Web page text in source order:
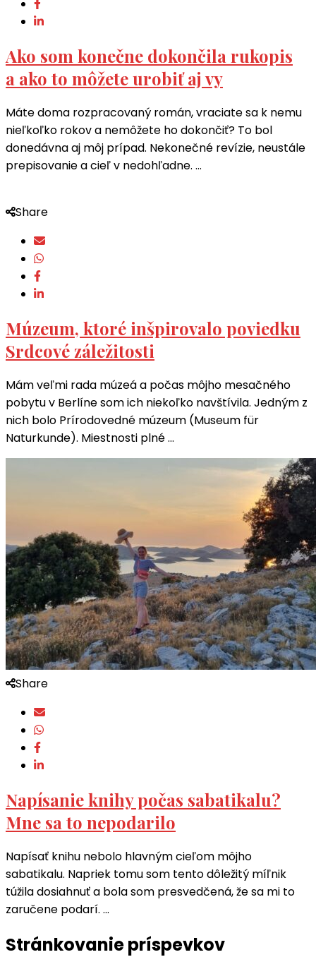
Ako som konečne dokončila rukopis
a ako to môžete urobiť aj vy
Máte doma rozpracovaný román, vraciate sa k nemu
nieľkoľko rokov a nemôžete ho dokončiť? To bol
donedávna aj môj prípad. Nekonečné revízie, neustále
prepisovanie a cieľ v nedohľadne. …
Share
Múzeum, ktoré inšpirovalo poviedku
Srdcové záležitosti
Mám veľmi rada múzeá a počas môjho mesačného
pobytu v Berlíne som ich niekoľko navštívila. Jedným z
nich bolo Prírodovedné múzeum (Museum für
Naturkunde). Miestnosti plné …
Share
Napísanie knihy počas sabatikalu?
Mne sa to nepodarilo
Napísať knihu nebolo hlavným cieľom môjho
sabatikalu. Napriek tomu som tento dôležitý míľnik
túžila dosiahnuť a bola som presvedčená, že sa mi to
zaručene podarí. …
Stránkovanie príspevkov